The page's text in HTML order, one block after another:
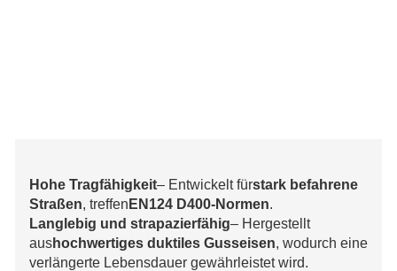
Hohe Tragfähigkeit– Entwickelt fürstark befahrene
Straßen, treffen EN124 D400-Normen.
Langlebig und strapazierfähig– Hergestellt
aushochwertiges duktiles Gusseisen, wodurch eine
verlängerte Lebensdauer gewährleistet wird.